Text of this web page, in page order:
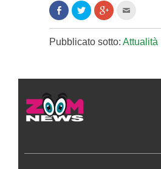
Condividi
su
Facebook
(Si
apre
in
Clicca
per
condividere
su
Twitter
(Si
finestra)
Clicca
per
su
Google+
(Si
finestra)
l'articolo
via
mail
apre
Pubblicato sotto: Attualità